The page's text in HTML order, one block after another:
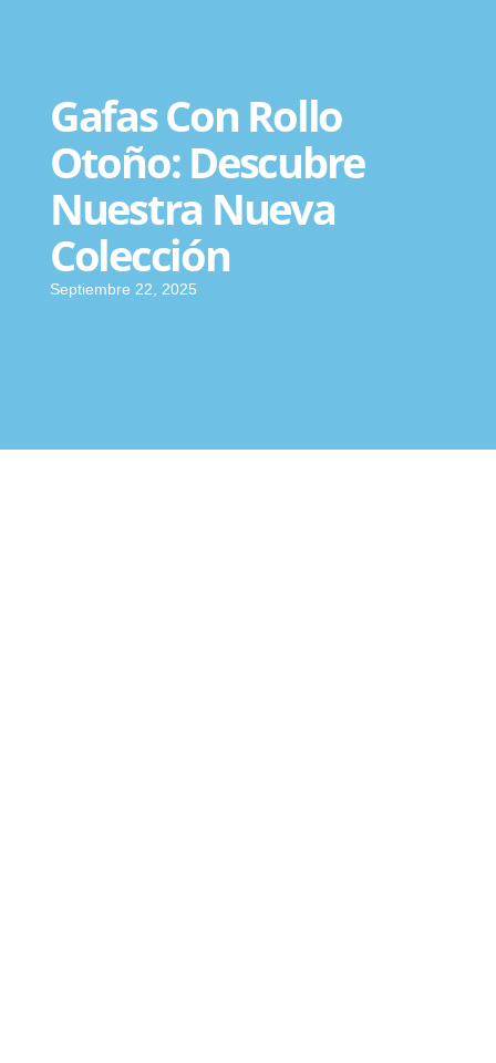
Gafas Con Rollo
Otoño: Descubre
Nuestra Nueva
Colección
Septiembre 22, 2025